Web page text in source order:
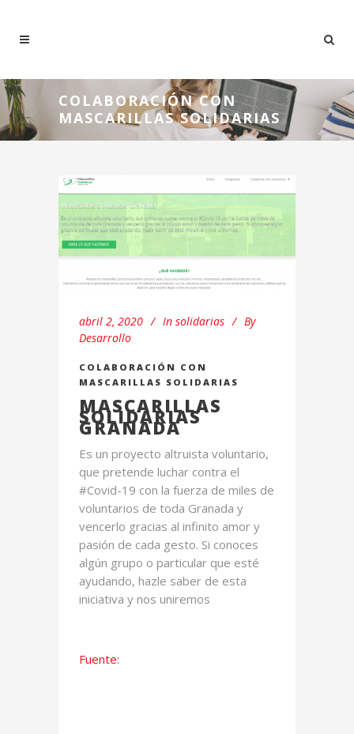
COLABORACIÓN CON
MASCARILLAS SOLIDARIAS
abril 2, 2020 In solidarias
By
Desarrollo
COLABORACIÓN CON
MASCARILLAS SOLIDARIAS
MASCARILLAS
SOLIDARIAS
GRANADA
Es un proyecto altruista voluntario,
que pretende luchar contra el
#Covid-19 con la fuerza de miles de
voluntarios de toda Granada y
vencerlo gracias al infinito amor y
pasión de cada gesto. Si conoces
algún grupo o particular que esté
ayudando, hazle saber de esta
iniciativa y nos uniremos
Fuente: